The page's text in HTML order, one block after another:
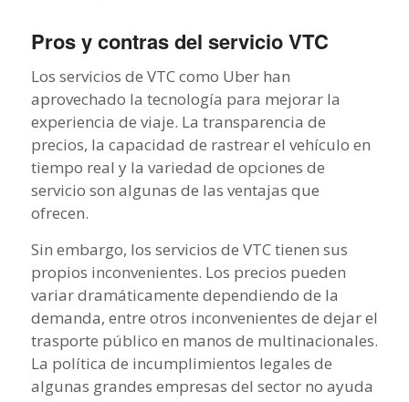
Pros y contras del servicio VTC
Los servicios de VTC como Uber han
aprovechado la tecnología para mejorar la
experiencia de viaje. La transparencia de
precios, la capacidad de rastrear el vehículo en
tiempo real y la variedad de opciones de
servicio son algunas de las ventajas que
ofrecen.
Sin embargo, los servicios de VTC tienen sus
propios inconvenientes. Los precios pueden
variar dramáticamente dependiendo de la
demanda, entre otros inconvenientes de dejar el
trasporte público en manos de multinacionales.
La política de incumplimientos legales de
algunas grandes empresas del sector no ayuda